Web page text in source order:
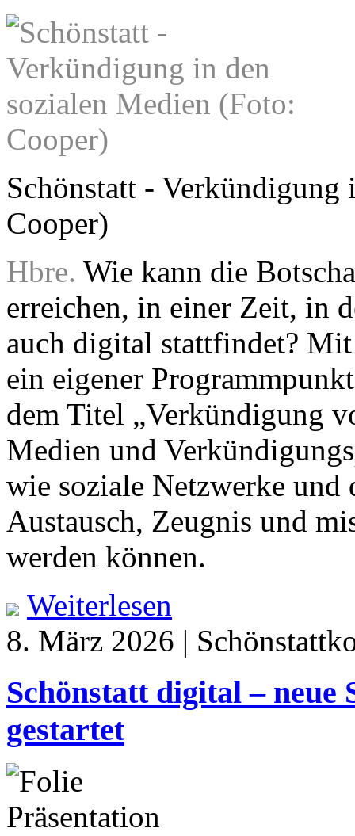
Schönstatt -
Cooper)
Hbre. Wie kann die
erreichen, in einer Zeit, in
auch digital stattfindet?
ein eigener
dem Titel „Verkündigung
Medien und
wie soziale Netzwerke
Austausch, Zeugnis und
werden können.
Weiterlesen
8. März 2026 |
Schönstatt digital –
gestartet